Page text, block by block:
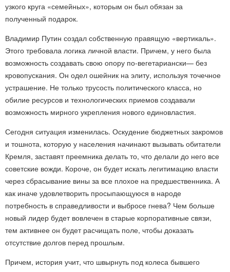
узкого круга «семейных», которым он был обязан за
полученный подарок.
Владимир Путин создал собственную правящую «вертикаль».
Этого требовала логика личной власти. Причем, у него была
возможность создавать свою опору по-вегетариански— без
кровопускания. Он одел ошейник на элиту, используя точечное
устрашение. Не только трусость политического класса, но
обилие ресурсов и технологических приемов создавали
возможность мирного укрепления нового единовластия.
Сегодня ситуация изменилась. Оскудение бюджетных закромов
и тошнота, которую у населения начинают вызывать обитатели
Кремля, заставят преемника делать то, что делали до него все
советские вожди. Короче, он будет искать легитимацию власти
через сбрасывание вины за все плохое на предшественника. А
как иначе удовлетворить просыпающуюся в народе
потребность в справедливости и выбросе гнева? Чем больше
новый лидер будет вовлечен в старые корпоративные связи,
тем активнее он будет расчищать поле, чтобы доказать
отсутствие долгов перед прошлым.
Причем, история учит, что швырнуть под колеса бывшего